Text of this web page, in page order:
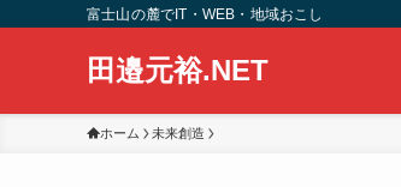
富士山の麓でIT・WEB・地域おこし
田邉元裕.NET
ホーム 未来創造